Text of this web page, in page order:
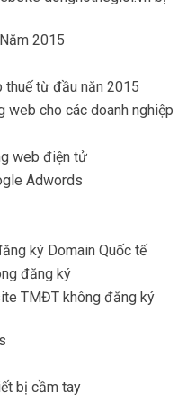
2015
thuế từ đầu năn 2015
web cho các doanh nghiệp
web điện tử
Adwords
ký Domain Quốc tế
đăng ký
TMĐT không đăng ký
bị cầm tay